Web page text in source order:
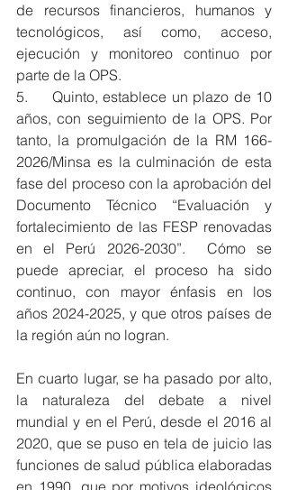
de recursos financieros, humanos y
tecnológicos, así como, acceso,
ejecución y monitoreo continuo por
parte de la OPS.
5.     Quinto, establece un plazo de 10
años, con seguimiento de la OPS. Por
tanto, la promulgación de la RM 166-
2026/Minsa es la culminación de esta
fase del proceso con la aprobación del
Documento Técnico “Evaluación y
fortalecimiento de las FESP renovadas
en el Perú 2026-2030”.  Cómo se
puede apreciar, el proceso ha sido
continuo, con mayor énfasis en los
años 2024-2025, y que otros países de
la región aún no logran.
En cuarto lugar, se ha pasado por alto,
la naturaleza del debate a nivel
mundial y en el Perú, desde el 2016 al
2020, que se puso en tela de juicio las
funciones de salud pública elaboradas
en 1990, que por motivos ideológicos